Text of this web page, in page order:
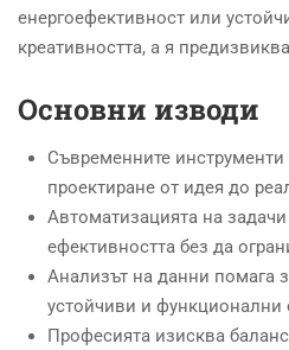
енергоефективност или
креативността, а я
Основни изводи
Съвременните
проектиране от идея до
Автоматизацията на
ефективността без да
Анализът на данни помага
устойчиви и функционални
Професията изисква